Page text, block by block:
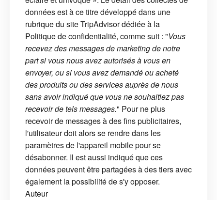
données est à ce titre développé dans une
rubrique du site TripAdvisor dédiée à la
Politique de confidentialité, comme suit : "Vous
recevez des messages de marketing de notre
part si vous nous avez autorisés à vous en
envoyer, ou si vous avez demandé ou acheté
des produits ou des services auprès de nous
sans avoir indiqué que vous ne souhaitiez pas
recevoir de tels messages." Pour ne plus
recevoir de messages à des fins publicitaires,
l'utilisateur doit alors se rendre dans les
paramètres de l'appareil mobile pour se
désabonner. Il est aussi indiqué que ces
données peuvent être partagées à des tiers avec
également la possibilité de s'y opposer.
Auteur